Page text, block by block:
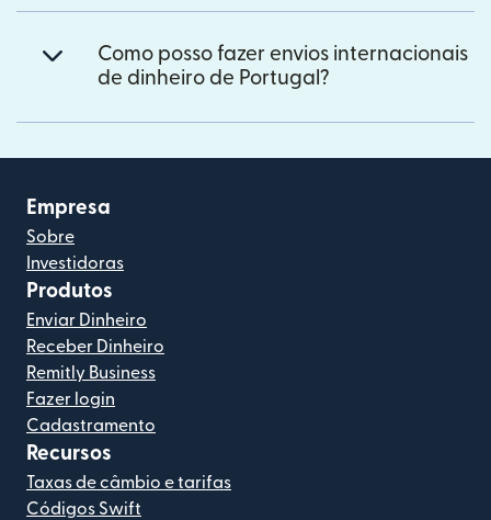
Como posso fazer envios internacionais
de dinheiro de Portugal?
Empresa
Sobre
Investidoras
Produtos
Enviar Dinheiro
Receber Dinheiro
Remitly Business
Fazer login
Cadastramento
Recursos
Taxas de câmbio e tarifas
Códigos Swift